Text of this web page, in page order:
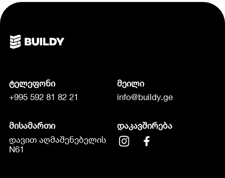
ტელეფონი
+995 592 81 82 21
მეილი
info@buildy.ge
მისამართი
დავით აღმაშენებელის
N61
დაკავშირება